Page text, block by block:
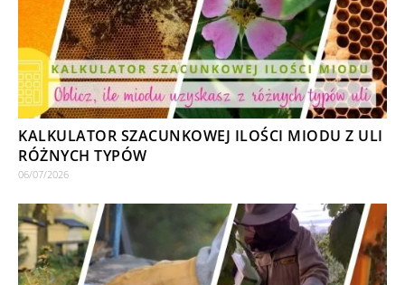
KALKULATOR SZACUNKOWEJ ILOŚCI MIODU Z ULI
RÓŻNYCH TYPÓW
06/07/2026